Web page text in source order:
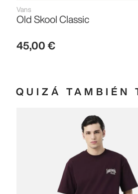
Vans
Old Skool Classic
45,00 €
QUIZÁ TAMBIÉN